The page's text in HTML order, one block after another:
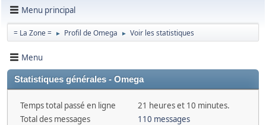
Menu principal
= La Zone = ► Profil de Omega ► Voir les statistiques
Menu
Statistiques générales - Omega
Temps total passé en ligne
21 heures et 10 minutes.
Total des messages
110 messages